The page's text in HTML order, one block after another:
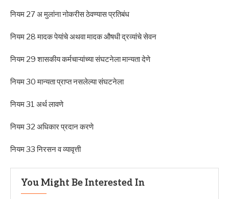
नियम 27 अ मुलांना नोकरीस ठेवण्यास प्रतिबंध
नियम 28 मादक पेयांचे अथवा मादक औषधी द्रव्यांचे सेवन
नियम 29 शासकीय कर्मचाऱ्यांच्या संघटनेला मान्यता देणे
नियम 30 मान्यता प्राप्त नसलेल्या संघटनेला
नियम 31 अर्थ लावणे
नियम 32 अधिकार प्रदान करणे
नियम 33 निरसन व व्यावृत्ती
You Might Be Interested In